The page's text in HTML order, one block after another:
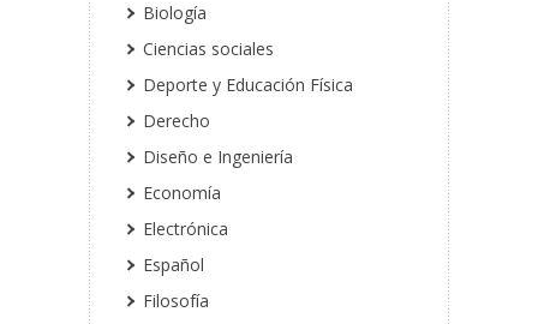
Biología
Ciencias sociales
Deporte y Educación Física
Derecho
Diseño e Ingeniería
Economía
Electrónica
Español
Filosofía